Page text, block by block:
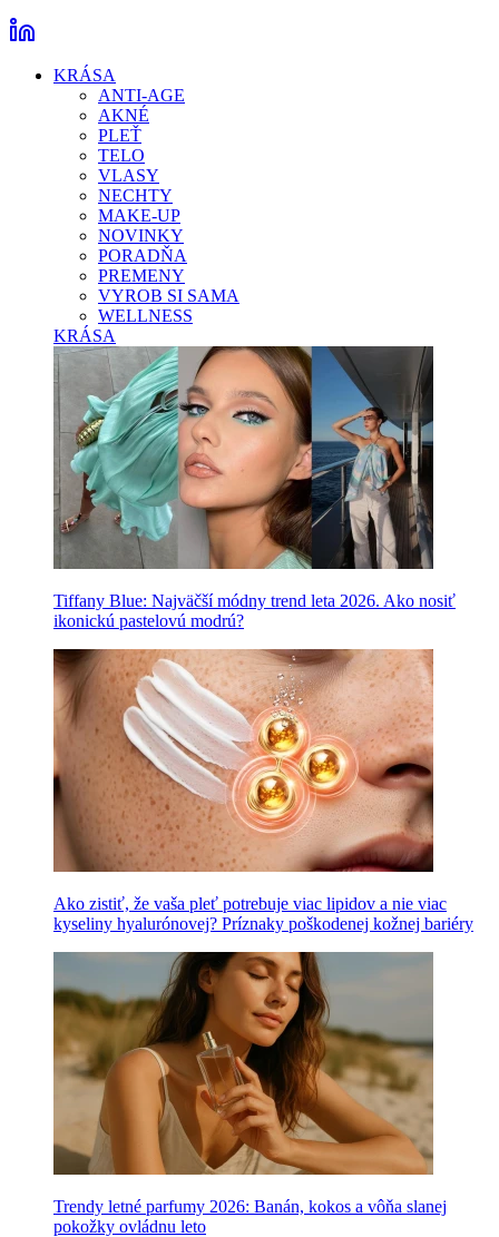
KRÁSA
ANTI-AGE
AKNÉ
PLEŤ
TELO
VLASY
NECHTY
MAKE-UP
NOVINKY
PORADŇA
PREMENY
VYROB SI SAMA
WELLNESS
KRÁSA
Tiffany Blue: Najväčší módny trend leta 2026. Ako nosiť
ikonickú pastelovú modrú?
Ako zistiť, že vaša pleť potrebuje viac lipidov a nie viac
kyseliny hyalurónovej? Príznaky poškodenej kožnej bariéry
Trendy letné parfumy 2026: Banán, kokos a vôňa slanej
pokožky ovládnu leto